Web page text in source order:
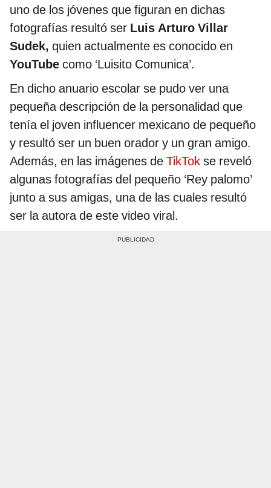
uno de los jóvenes que figuran en dichas
fotografías resultó ser Luis Arturo Villar
Sudek, quien actualmente es conocido en
YouTube como ‘Luisito Comunica’.
En dicho anuario escolar se pudo ver una
pequeña descripción de la personalidad que
tenía el joven influencer mexicano de pequeño
y resultó ser un buen orador y un gran amigo.
Además, en las imágenes de TikTok se reveló
algunas fotografías del pequeño ‘Rey palomo’
junto a sus amigas, una de las cuales resultó
ser la autora de este video viral.